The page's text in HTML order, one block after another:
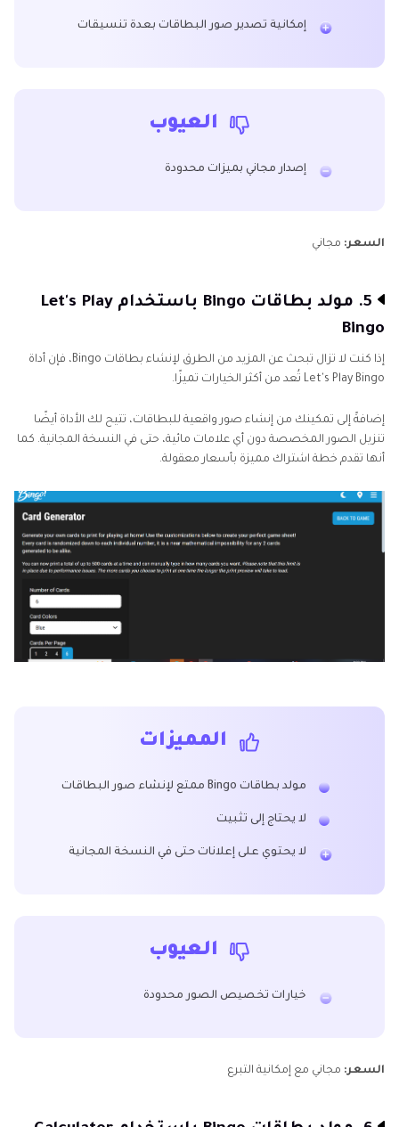
إمكانية تصدير صور البطاقات بعدة تنسيقات
العيوب
إصدار مجاني بميزات محدودة
السعر: مجاني
5. مولد بطاقات Bingo باستخدام Let's Play
Bingo
إذا كنت لا تزال تبحث عن المزيد من الطرق لإنشاء بطاقات Bingo، فإن أداة
Let's Play Bingo تُعد من أكثر الخيارات تميزًا.
إضافةً إلى تمكينك من إنشاء صور واقعية للبطاقات، تتيح لك الأداة أيضًا
تنزيل الصور المخصصة دون أي علامات مائية، حتى في النسخة المجانية. كما
أنها تقدم خطة اشتراك مميزة بأسعار معقولة.
المميزات
مولد بطاقات Bingo ممتع لإنشاء صور البطاقات
لا يحتاج إلى تثبيت
لا يحتوي على إعلانات حتى في النسخة المجانية
العيوب
خيارات تخصيص الصور محدودة
السعر: مجاني مع إمكانية التبرع